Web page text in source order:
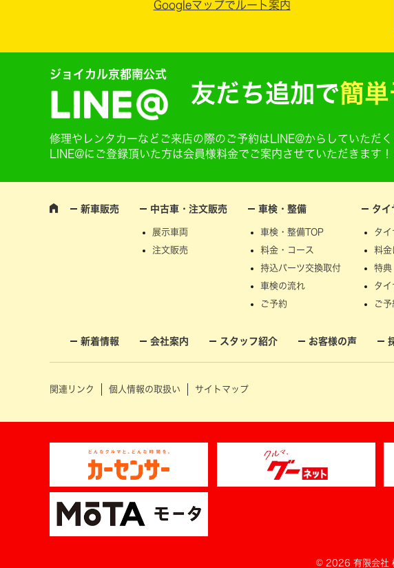
Googleマップでルート案内
ジョイカル京都南公式
友だち追加で簡
修理やレンタカーなどご来店の際のご予約はLINE@からしていただく
LINE@にご登録頂いた方は会員様料金でご案内させていただきます
新車販売 中古車・注文販売
展示車両
注文販売
車検・整備
車検・整備TOP
料金・コース
持込パーツ交換取付
車検の流れ
ご予約
タイ
タイ
料金
特典
タイ
ご予
新着情報 会社案内 スタッフ紹介 お客様の声
関連リンク 個人情報の取扱い サイトマップ
© 2026 有限会社